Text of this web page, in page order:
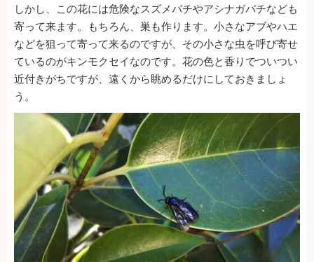
しかし、この花には危険なスズメバチやアシナガバチなども
寄って来ます。もちろん、巣も作ります。小さなアブやハエ
などを狙って寄って来るのですが、その小さな虫を呼び寄せ
ているのがキンモクセイなのです。花の色と香りでついつい
近付きがちですが、遠くから眺めるだけにしておきましょ
う。